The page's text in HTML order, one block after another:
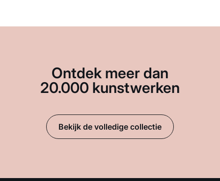
Ontdek meer dan
20.000 kunstwerken
Bekijk de volledige collectie